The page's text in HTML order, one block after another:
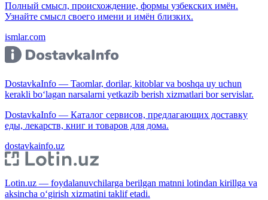
Полный смысл, происхождение, формы узбекских имён.
Узнайте смысл своего имени и имён близких.
ismlar.com
DostavkaInfo — Taomlar, dorilar, kitoblar va boshqa uy uchun
kerakli bo‘lagan narsalarni yetkazib berish xizmatlari bor servislar.
DostavkaInfo — Каталог сервисов, предлагающих доставку
еды, лекарств, книг и товаров для дома.
dostavkainfo.uz
Lotin.uz — foydalanuvchilarga berilgan matnni lotindan kirillga va
aksincha o‘girish xizmatini taklif etadi.